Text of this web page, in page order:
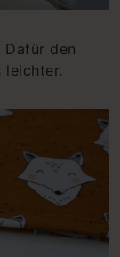
Dafür den
leichter.